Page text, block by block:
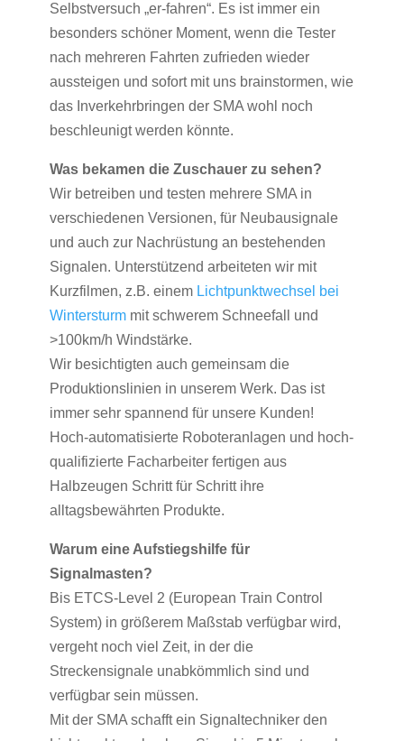
Selbstversuch „er-fahren“. Es ist immer ein
besonders schöner Moment, wenn die Tester
nach mehreren Fahrten zufrieden wieder
aussteigen und sofort mit uns brainstormen, wie
das Inverkehrbringen der SMA wohl noch
beschleunigt werden könnte.
Was bekamen die Zuschauer zu sehen?
Wir betreiben und testen mehrere SMA in
verschiedenen Versionen, für Neubausignale
und auch zur Nachrüstung an bestehenden
Signalen. Unterstützend arbeiteten wir mit
Kurzfilmen, z.B. einem Lichtpunktwechsel bei
Wintersturmmit schwerem Schneefall und
>100km/h Windstärke.
Wir besichtigten auch gemeinsam die
Produktionslinien in unserem Werk. Das ist
immer sehr spannend für unsere Kunden!
Hoch-automatisierte Roboteranlagen und hoch-
qualifizierte Facharbeiter fertigen aus
Halbzeugen Schritt für Schritt ihre
alltagsbewährten Produkte.
Warum eine Aufstiegshilfe für
Signalmasten?
Bis ETCS-Level 2 (European Train Control
System) in größerem Maßstab verfügbar wird,
vergeht noch viel Zeit, in der die
Streckensignale unabkömmlich sind und
verfügbar sein müssen.
Mit der SMA schafft ein Signaltechniker den